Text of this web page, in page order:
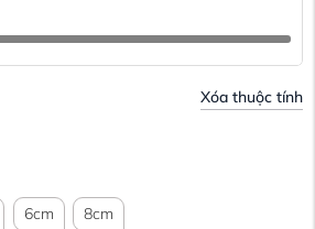
Xóa thuộc tính
6cm
8cm